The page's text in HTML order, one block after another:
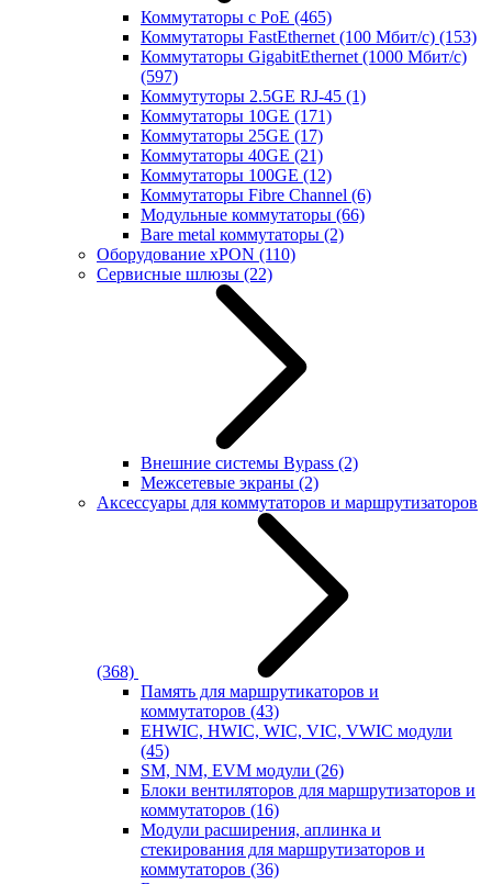
Коммутаторы с PoE (465)
Коммутаторы FastEthernet (100 Мбит/с) (153)
Коммутаторы GigabitEthernet (1000 Мбит/с)
(597)
Коммутуторы 2.5GE RJ-45 (1)
Коммутаторы 10GE (171)
Коммутаторы 25GE (17)
Коммутаторы 40GE (21)
Коммутаторы 100GE (12)
Коммутаторы Fibre Channel (6)
Модульные коммутаторы (66)
Bare metal коммутаторы (2)
Оборудование xPON (110)
Сервисные шлюзы (22)
Внешние системы Bypass (2)
Межсетевые экраны (2)
Аксессуары для коммутаторов и маршрутизаторов
(368)
Память для маршрутикаторов и
коммутаторов (43)
EHWIC, HWIC, WIC, VIC, VWIC модули
(45)
SM, NM, EVM модули (26)
Блоки вентиляторов для маршрутизаторов и
коммутаторов (16)
Модули расширения, аплинка и
стекирования для маршрутизаторов и
коммутаторов (36)